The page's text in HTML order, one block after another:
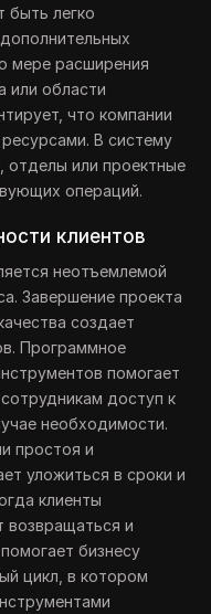
быть легко
мере расширения
или области
что компании
В систему
отделы или проектные
операций.
клиентов
неотъемлемой
Завершение проекта
создает
Программное
помогает
доступ к
необходимости.
простоя и
уложиться в сроки и
клиенты
возвращаться и
бизнесу
цикл, в котором